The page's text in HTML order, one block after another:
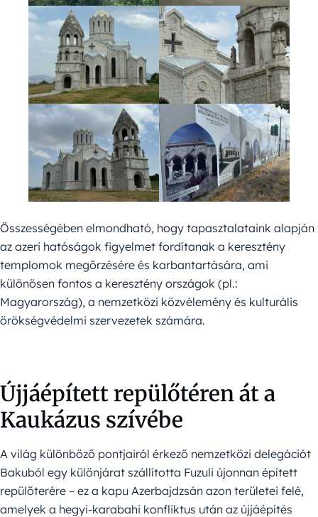
Összességében elmondható, hogy tapasztalataink alapján
az azeri hatóságok figyelmet fordítanak a keresztény
templomok megőrzésére és karbantartására, ami
különösen fontos a keresztény országok (pl.:
Magyarország), a nemzetközi közvélemény és kulturális
örökségvédelmi szervezetek számára.
Újjáépített repülőtéren át a
Kaukázus szívébe
A világ különböző pontjairól érkező nemzetközi delegációt
Bakuból egy különjárat szállította Fuzuli újonnan épített
repülőterére – ez a kapu Azerbajdzsán azon területei felé,
amelyek a hegyi-karabahi konfliktus után az újjáépítés